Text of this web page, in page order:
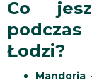
Co
Łodzi?
Mandoria